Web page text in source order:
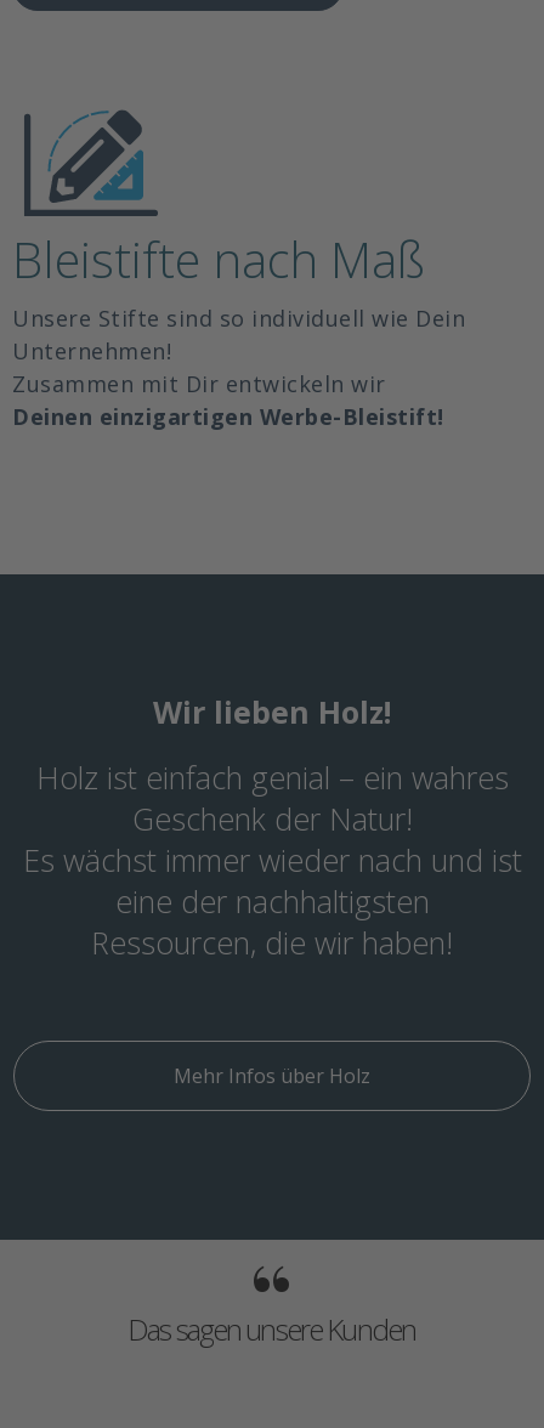
Bleistifte nach Maß
Unsere Stifte sind so individuell wie Dein
Unternehmen!
Zusammen mit Dir entwickeln wir
Deinen einzigartigen Werbe-Bleistift!
Wir lieben Holz!
Holz ist einfach genial – ein wahres
Geschenk der Natur!
Es wächst immer wieder nach und ist
eine der nachhaltigsten
Ressourcen, die wir haben!
Mehr Infos über Holz
“
Das sagen unsere Kunden